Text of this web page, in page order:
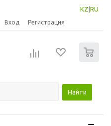
KZ RU
Вход Регистрация
Найти